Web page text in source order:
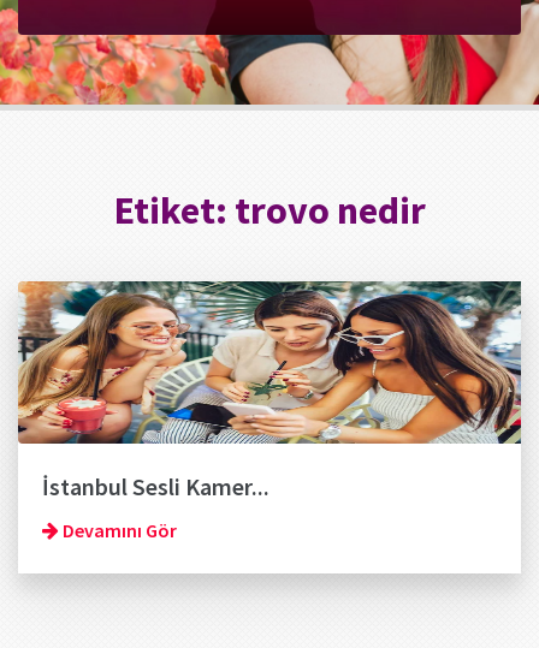
Etiket: trovo nedir
İstanbul Sesli Kamer...
Devamını Gör